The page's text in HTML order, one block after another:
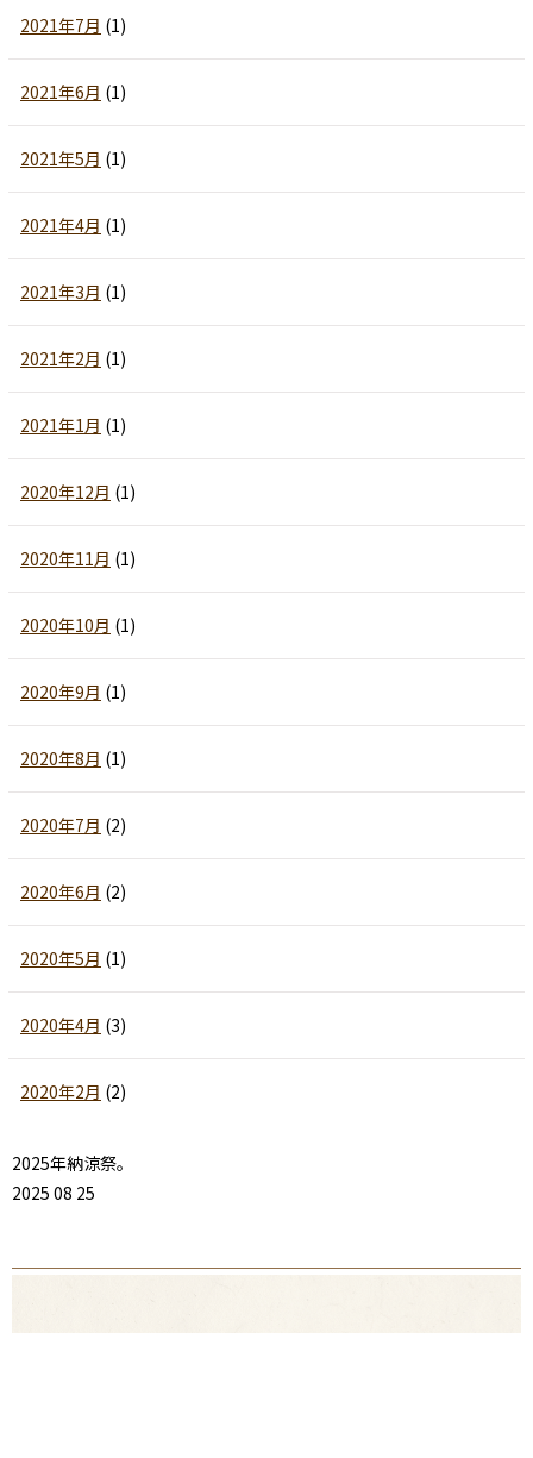
2021年7月 (1)
2021年6月 (1)
2021年5月 (1)
2021年4月 (1)
2021年3月 (1)
2021年2月 (1)
2021年1月 (1)
2020年12月 (1)
2020年11月 (1)
2020年10月 (1)
2020年9月 (1)
2020年8月 (1)
2020年7月 (2)
2020年6月 (2)
2020年5月 (1)
2020年4月 (3)
2020年2月 (2)
2025年納涼祭。
2025 08 25